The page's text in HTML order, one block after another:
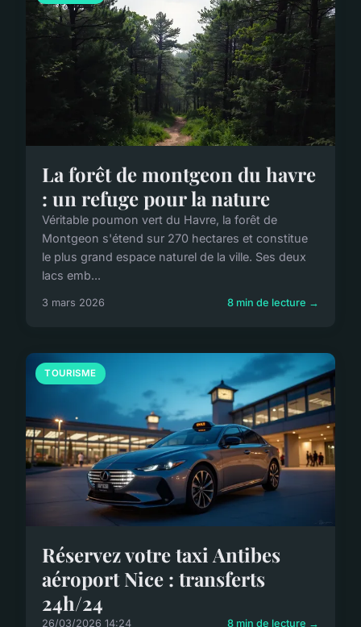
La forêt de montgeon du havre
: un refuge pour la nature
Véritable poumon vert du Havre, la forêt de
Montgeon s'étend sur 270 hectares et constitue
le plus grand espace naturel de la ville. Ses deux
lacs emb...
3 mars 2026 8 min de lecture →
TOURISME
Réservez votre taxi Antibes
aéroport Nice : transferts
24h/24
26/03/2026 14:24 8 min de lecture →